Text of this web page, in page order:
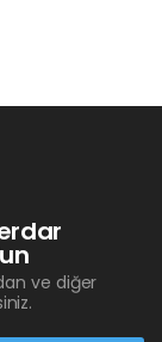
ve diğer